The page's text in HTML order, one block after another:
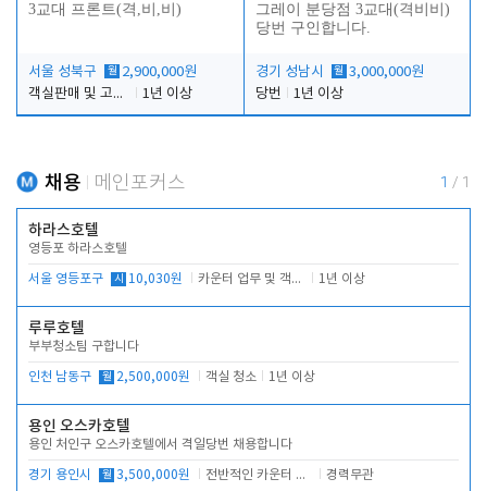
3교대 프론트(격,비,비)
서울 성북구 월 2,900,000원
객실판매 및 고객응대
1년 이상
그레이 분당점 3교대(격비비)
당번 구인합니다.
경기 성남시 월 3,000,000원
당번
1년 이상
채용 메인포커스 1 / 1
하라스호텔
영등포 하라스호텔
서울 영등포구 시 10,030원 카운터 업무 및 객실관리(청소상태 확인, 객실판매) 1년 이상
루루호텔
부부청소팀 구합니다
인천 남동구 월 2,500,000원 객실 청소 1년 이상
용인 오스카호텔
용인 처인구 오스카호텔에서 격일당번 채용합니다
경기 용인시 월 3,500,000원 전반적인 카운터 업무 경력무관